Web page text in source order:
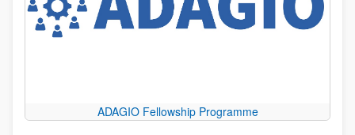
ADAGIO Fellowship Programme